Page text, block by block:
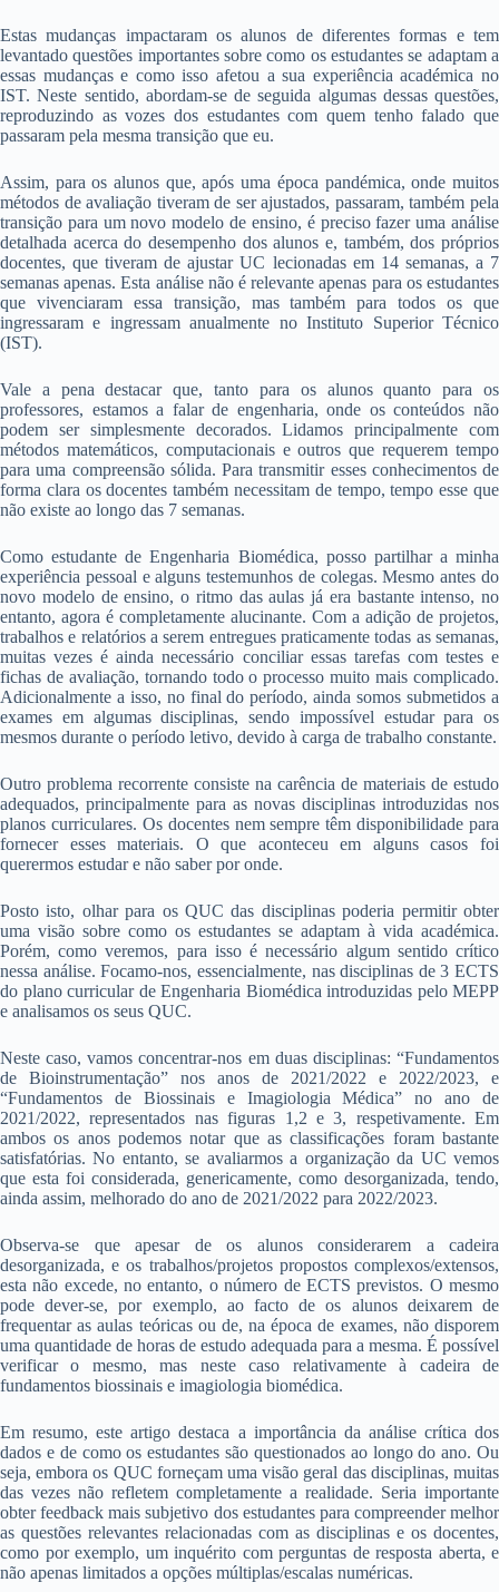
Estas mudanças impactaram os alunos de diferentes formas e tem
levantado questões importantes sobre como os estudantes se adaptam a
essas mudanças e como isso afetou a sua experiência académica no
IST. Neste sentido, abordam-se de seguida algumas dessas questões,
reproduzindo as vozes dos estudantes com quem tenho falado que
passaram pela mesma transição que eu.
Assim, para os alunos que, após uma época pandémica, onde muitos
métodos de avaliação tiveram de ser ajustados, passaram, também pela
transição para um novo modelo de ensino, é preciso fazer uma análise
detalhada acerca do desempenho dos alunos e, também, dos próprios
docentes, que tiveram de ajustar UC lecionadas em 14 semanas, a 7
semanas apenas. Esta análise não é relevante apenas para os estudantes
que vivenciaram essa transição, mas também para todos os que
ingressaram e ingressam anualmente no Instituto Superior Técnico
(IST).
Vale a pena destacar que, tanto para os alunos quanto para os
professores, estamos a falar de engenharia, onde os conteúdos não
podem ser simplesmente decorados. Lidamos principalmente com
métodos matemáticos, computacionais e outros que requerem tempo
para uma compreensão sólida. Para transmitir esses conhecimentos de
forma clara os docentes também necessitam de tempo, tempo esse que
não existe ao longo das 7 semanas.
Como estudante de Engenharia Biomédica, posso partilhar a minha
experiência pessoal e alguns testemunhos de colegas. Mesmo antes do
novo modelo de ensino, o ritmo das aulas já era bastante intenso, no
entanto, agora é completamente alucinante. Com a adição de projetos,
trabalhos e relatórios a serem entregues praticamente todas as semanas,
muitas vezes é ainda necessário conciliar essas tarefas com testes e
fichas de avaliação, tornando todo o processo muito mais complicado.
Adicionalmente a isso, no final do período, ainda somos submetidos a
exames em algumas disciplinas, sendo impossível estudar para os
mesmos durante o período letivo, devido à carga de trabalho constante.
Outro problema recorrente consiste na carência de materiais de estudo
adequados, principalmente para as novas disciplinas introduzidas nos
planos curriculares. Os docentes nem sempre têm disponibilidade para
fornecer esses materiais. O que aconteceu em alguns casos foi
querermos estudar e não saber por onde.
Posto isto, olhar para os QUC das disciplinas poderia permitir obter
uma visão sobre como os estudantes se adaptam à vida académica.
Porém, como veremos, para isso é necessário algum sentido crítico
nessa análise. Focamo-nos, essencialmente, nas disciplinas de 3 ECTS
do plano curricular de Engenharia Biomédica introduzidas pelo MEPP
e analisamos os seus QUC.
Neste caso, vamos concentrar-nos em duas disciplinas: “Fundamentos
de Bioinstrumentação” nos anos de 2021/2022 e 2022/2023, e
“Fundamentos de Biossinais e Imagiologia Médica” no ano de
2021/2022, representados nas figuras 1,2 e 3, respetivamente. Em
ambos os anos podemos notar que as classificações foram bastante
satisfatórias. No entanto, se avaliarmos a organização da UC vemos
que esta foi considerada, genericamente, como desorganizada, tendo,
ainda assim, melhorado do ano de 2021/2022 para 2022/2023.
Observa-se que apesar de os alunos considerarem a cadeira
desorganizada, e os trabalhos/projetos propostos complexos/extensos,
esta não excede, no entanto, o número de ECTS previstos. O mesmo
pode dever-se, por exemplo, ao facto de os alunos deixarem de
frequentar as aulas teóricas ou de, na época de exames, não disporem
uma quantidade de horas de estudo adequada para a mesma. É possível
verificar o mesmo, mas neste caso relativamente à cadeira de
fundamentos biossinais e imagiologia biomédica.
Em resumo, este artigo destaca a importância da análise crítica dos
dados e de como os estudantes são questionados ao longo do ano. Ou
seja, embora os QUC forneçam uma visão geral das disciplinas, muitas
das vezes não refletem completamente a realidade. Seria importante
obter feedback mais subjetivo dos estudantes para compreender melhor
as questões relevantes relacionadas com as disciplinas e os docentes,
como por exemplo, um inquérito com perguntas de resposta aberta, e
não apenas limitados a opções múltiplas/escalas numéricas.